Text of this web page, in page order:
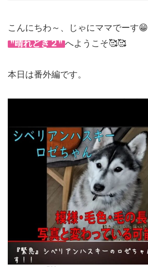
こんにちわ～、じゃにママでーす😁
”晴れどき２” へようこそ🥰🥰
本日は番外編です。